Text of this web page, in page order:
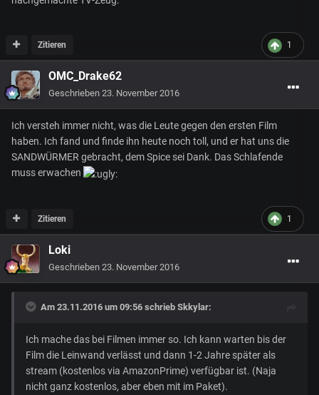
1
Zitieren
OMC_Drake62
Geschrieben 23. November 2016
Ich versteh immer nicht, was die Leute gegen den ersten Film
haben. Ich fand und finde ihn heute noch toll, und er hat uns die
SANDWÜRMER gebracht, dem Spice sei Dank. Das Schlafende
muss erwachen
1
Zitieren
Loki
Geschrieben 23. November 2016
Am 23.11.2016 um 09:56 schrieb Skkylar:
Ich mache das bei Filmen immer so. Ich kann warten bis der
Film die Leinwand verlässt und dann 1-2 Jahre später als
stream (kostenlos via AmazonPrime) verfügbar ist. (Naja
nicht ganz kostenlos, aber eben mit im Paket).